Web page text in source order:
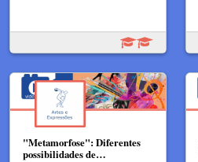
"Metamorfose": Diferentes
possibilidades de…